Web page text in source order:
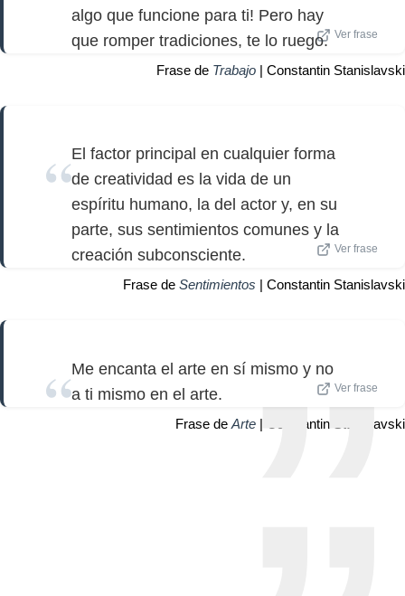
algo que funcione para ti! Pero hay
que romper tradiciones, te lo ruego. Ver frase
Frase de Trabajo | Constantin Stanislavski
El factor principal en cualquier forma
de creatividad es la vida de un
espíritu humano, la del actor y, en su
parte, sus sentimientos comunes y la
creación subconsciente.
Ver frase
Frase de Sentimientos | Constantin Stanislavski
Me encanta el arte en sí mismo y no
a ti mismo en el arte.
Ver frase
Frase de Arte | Constantin Stanislavski